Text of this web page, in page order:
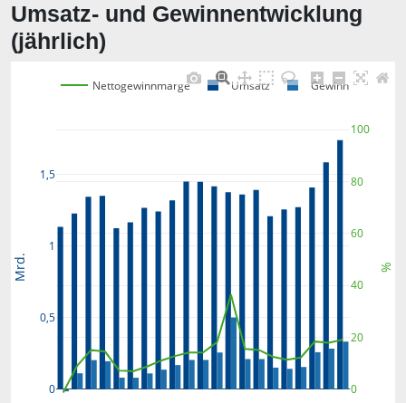
Umsatz- und Gewinnentwicklung
(jährlich)
0
0,5
1
1,5
0
20
40
60
80
100
Nettogewinnmarge Umsatz Gewinn
Mrd. %